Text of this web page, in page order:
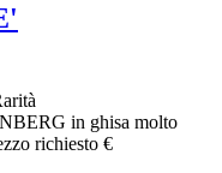
in ghisa molto
richiesto €